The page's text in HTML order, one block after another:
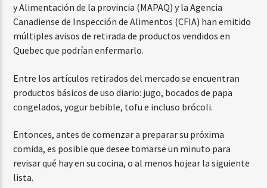
y Alimentación de la provincia (MAPAQ) y la Agencia
Canadiense de Inspección de Alimentos (CFIA) han emitido
múltiples avisos de retirada de productos vendidos en
Quebec que podrían enfermarlo.
Entre los artículos retirados del mercado se encuentran
productos básicos de uso diario: jugo, bocados de papa
congelados, yogur bebible, tofu e incluso brócoli.
Entonces, antes de comenzar a preparar su próxima
comida, es posible que desee tomarse un minuto para
revisar qué hay en su cocina, o al menos hojear la siguiente
lista.